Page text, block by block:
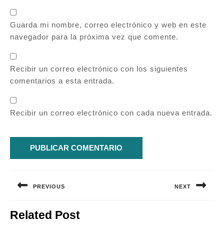
Guarda mi nombre, correo electrónico y web en este
navegador para la próxima vez que comente.
Recibir un correo electrónico con los siguientes
comentarios a esta entrada.
Recibir un correo electrónico con cada nueva entrada.
de
PREVIOUS
anterior:
NEXT
Related Post